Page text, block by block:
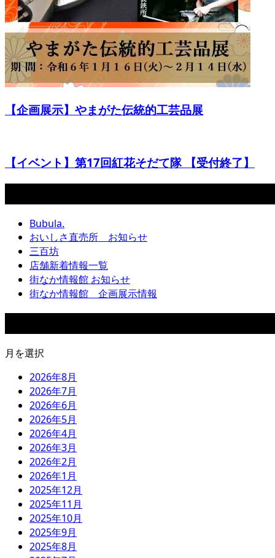
【企画展示】やまがた伝統的工芸品展
【イベント】第17回紅花そだて隊 【受付終了】
Bubula.
おいしさ直売所 お知らせ
三百坊
店舗新着情報一覧
街なか情報館 お知らせ
街なか情報館 企画展示情報
月を選択
2026年8月
2026年7月
2026年6月
2026年5月
2026年4月
2026年3月
2026年2月
2026年1月
2025年12月
2025年11月
2025年10月
2025年9月
2025年8月